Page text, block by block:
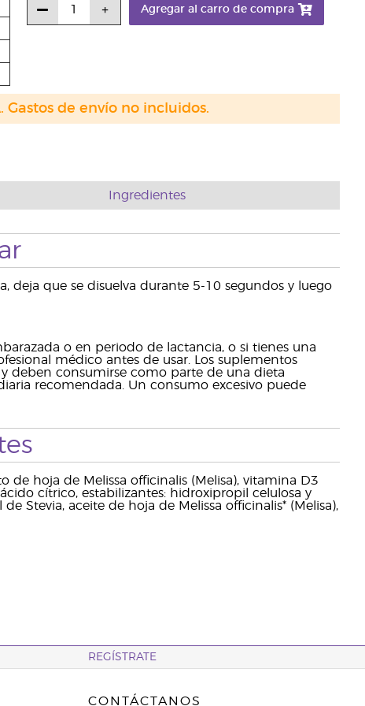
Agregar al carro de compra
Gastos de envío no incluidos.
Ingredientes
deja que se disuelva durante 5-10 segundos y luego
o en periodo de lactancia, o si tienes una
médico antes de usar. Los suplementos
deben consumirse como parte de una dieta
recomendada. Un consumo excesivo puede
de hoja de Melissa officinalis (Melisa), vitamina D3
cítrico, estabilizantes: hidroxipropil celulosa y
Stevia, aceite de hoja de Melissa officinalis* (Melisa),
REGÍSTRATE
CONTÁCTANOS